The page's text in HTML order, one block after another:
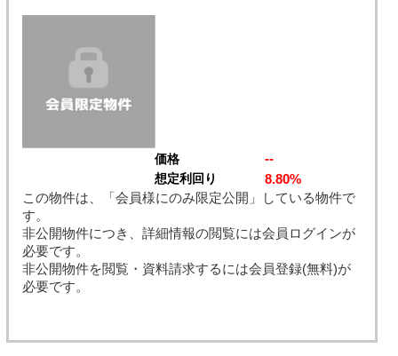
価格 --
想定利回り
8.80%
この物件は、「会員様にのみ限定公開」している物件で
す。
非公開物件につき、詳細情報の閲覧には会員ログインが
必要です。
非公開物件を閲覧・資料請求するには会員登録(無料)が
必要です。